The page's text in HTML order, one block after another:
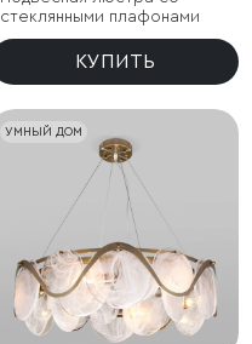
стеклянными плафонами
КУПИТЬ
УМНЫЙ ДОМ